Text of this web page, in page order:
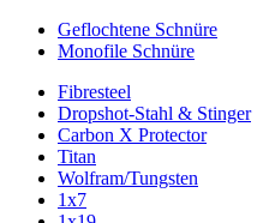
Geflochtene Schnüre
Monofile Schnüre
Fibresteel
Dropshot-Stahl & Stinger
Carbon X Protector
Titan
Wolfram/Tungsten
1x7